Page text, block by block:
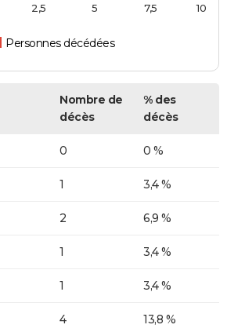
Personnes décédées
10
2,5 5 7,5
Nombre de
décès
% des
décès
0 0 %
1 3,4 %
2 6,9 %
1 3,4 %
1 3,4 %
4 13,8 %